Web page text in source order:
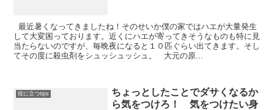
最近暑くなってきましたね！そのせいか僕の家ではハエが大量発生
して大変困っております。近くにハエが寄ってきそうなものも特に見
当たらないのですが、毎晩夜になると１０匹ぐらい出てきます。そし
てその度に殺虫剤をシュッシュッシュ。 大元の原...
役に立つtips
ちょっとしたことでダサくなるか
ら気をつけろ！ 気をつけたい身